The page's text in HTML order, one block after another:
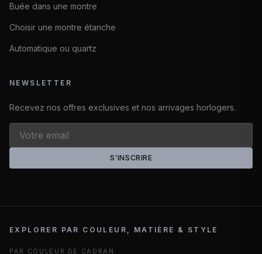
Buée dans une montre
Choisir une montre étanche
Automatique ou quartz
NEWSLETTER
Recevez nos offres exclusives et nos arrivages horlogers.
S'INSCRIRE
EXPLORER PAR COULEUR, MATIÈRE & STYLE
PAR COULEUR DE CADRAN